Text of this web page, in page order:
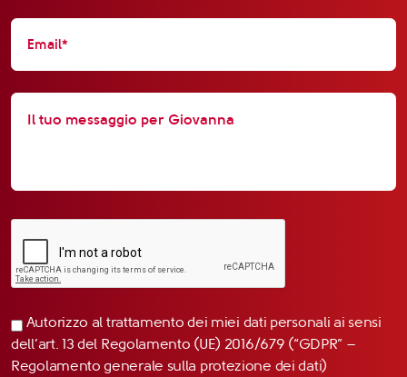
Autorizzo al trattamento dei miei dati personali ai sensi
dell’art. 13 del Regolamento (UE) 2016/679 (“GDPR” –
Regolamento generale sulla protezione dei dati)